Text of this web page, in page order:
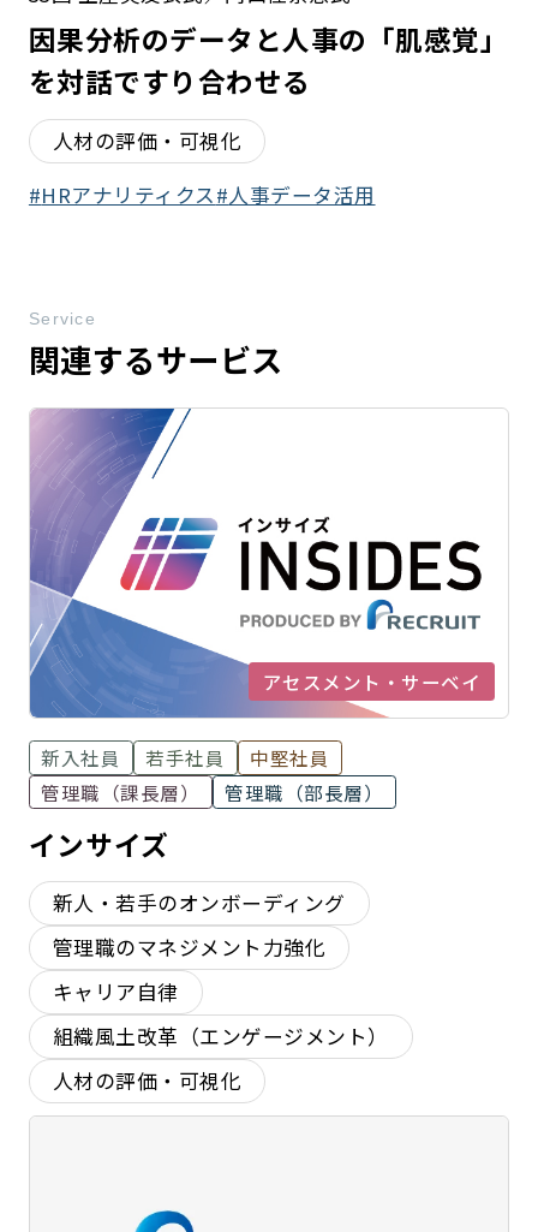
因果分析のデータと人事の「肌感覚」
を対話ですり合わせる
人材の評価・可視化
HRアナリティクス 人事データ活用
関連するサービス
Service
アセスメント・サーベイ
新入社員 若手社員
中堅社員
管理職（課長層）
管理職（部長層）
インサイズ
新人・若手のオンボーディング
管理職のマネジメント力強化
キャリア自律
組織風土改革（エンゲージメント）
人材の評価・可視化